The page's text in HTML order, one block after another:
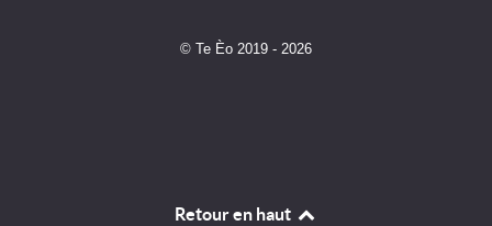
© Te Èo 2019 - 2026
Retour en haut